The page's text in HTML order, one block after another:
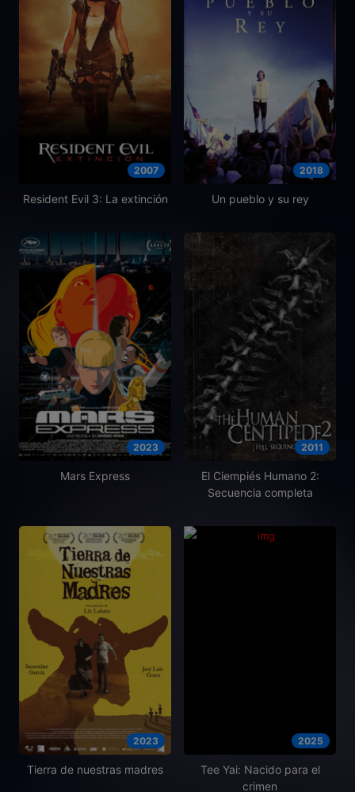
2007
Resident Evil 3: La extinción
2018
Un pueblo y su rey
2023
Mars Express
2011
El Ciempiés Humano 2:
Secuencia completa
2023
Tierra de nuestras madres
2025
Tee Yai: Nacido para el
crimen